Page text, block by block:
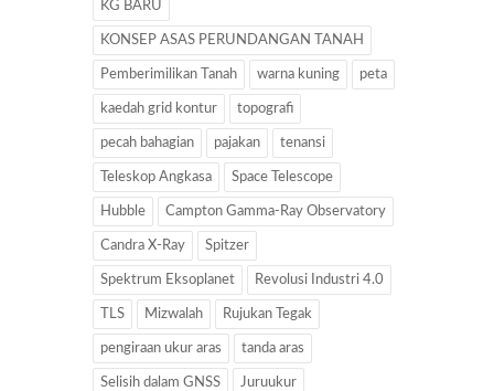
KG BARU
KONSEP ASAS PERUNDANGAN TANAH
Pemberimilikan Tanah warna kuning peta
kaedah grid kontur topografi
pecah bahagian pajakan tenansi
Teleskop Angkasa Space Telescope
Hubble Campton Gamma-Ray Observatory
Candra X-Ray Spitzer
Spektrum Eksoplanet Revolusi Industri 4.0
TLS Mizwalah Rujukan Tegak
pengiraan ukur aras tanda aras
Selisih dalam GNSS Juruukur